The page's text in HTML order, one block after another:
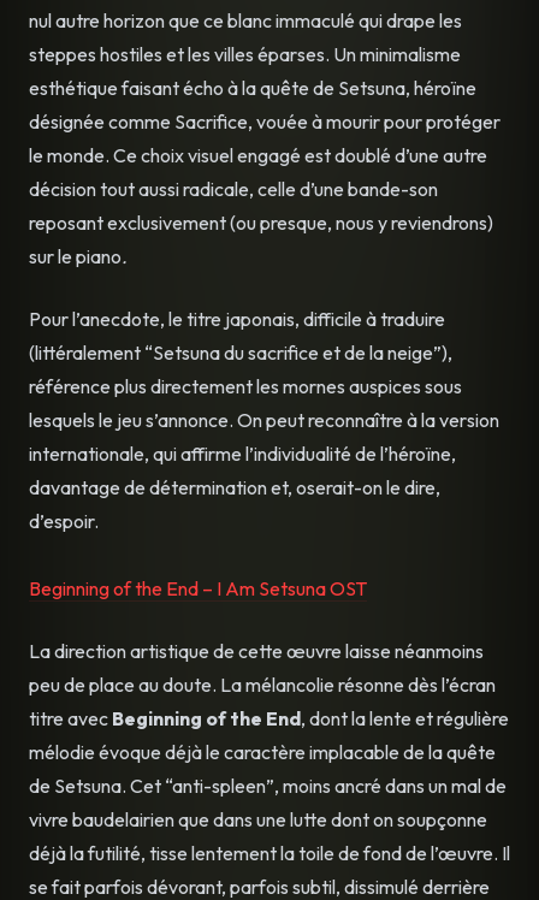
nul autre horizon que ce blanc immaculé qui drape les
steppes hostiles et les villes éparses. Un minimalisme
esthétique faisant écho à la quête de Setsuna, héroïne
désignée comme Sacrifice, vouée à mourir pour protéger
le monde. Ce choix visuel engagé est doublé d’une autre
décision tout aussi radicale, celle d’une bande-son
reposant exclusivement (ou presque, nous y reviendrons)
sur le piano.
Pour l’anecdote, le titre japonais, difficile à traduire
(littéralement “Setsuna du sacrifice et de la neige”),
référence plus directement les mornes auspices sous
lesquels le jeu s’annonce. On peut reconnaître à la version
internationale, qui affirme l’individualité de l’héroïne,
davantage de détermination et, oserait-on le dire,
d’espoir.
Beginning of the End – I Am Setsuna OST
La direction artistique de cette œuvre laisse néanmoins
peu de place au doute. La mélancolie résonne dès l’écran
titre avec Beginning of the End, dont la lente et régulière
mélodie évoque déjà le caractère implacable de la quête
de Setsuna. Cet “anti-spleen”, moins ancré dans un mal de
vivre baudelairien que dans une lutte dont on soupçonne
déjà la futilité, tisse lentement la toile de fond de l’œuvre. Il
se fait parfois dévorant, parfois subtil, dissimulé derrière